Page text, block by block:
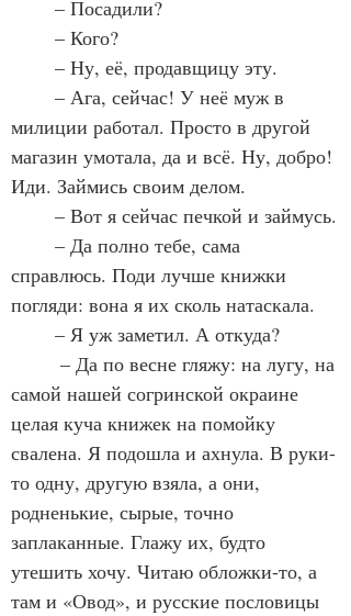
	– Посадили?
	– Кого?
	– Ну, её, продавщицу эту.
милиции работал. Просто в другой
магазин умотала, да и всё. Ну, добро!
Иди. Займись своим делом.
	– Вот я сейчас печкой и займусь.
справлюсь. Поди лучше книжки
погляди: вона я их сколь натаскала.
	– Я уж заметил. А откуда?
самой нашей согринской окраине
целая куча книжек на помойку
свалена. Я подошла и ахнула. В руки-
то одну, другую взяла, а они,
родненькие, сырые, точно
заплаканные. Глажу их, будто
утешить хочу. Читаю обложки-то, а
там и «Овод», и русские пословицы